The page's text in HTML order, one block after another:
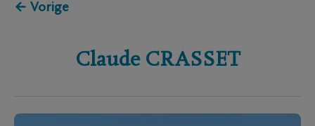
← Vorige
Claude CRASSET